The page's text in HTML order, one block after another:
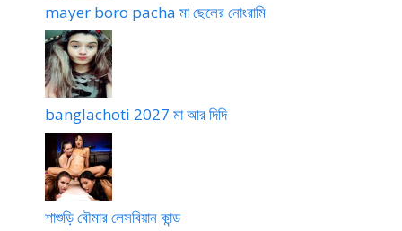
mayer boro pacha মা ছেলের নোংরামি
banglachoti 2027 মা আর দিদি
শাশুড়ি বৌমার লেসবিয়ান কান্ড